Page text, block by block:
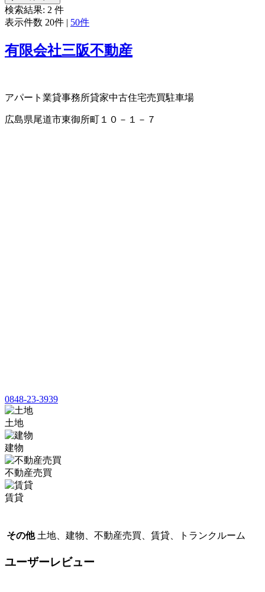
検索結果: 2 件
表示件数 20件 | 50件
有限会社三阪不動産
アパート業貸事務所貸家中古住宅売買駐車場
広島県尾道市東御所町１０－１－７
0848-23-3939
土地
建物
不動産売買
賃貸
その他 土地、建物、不動産売買、賃貸、トランクルーム
ユーザーレビュー